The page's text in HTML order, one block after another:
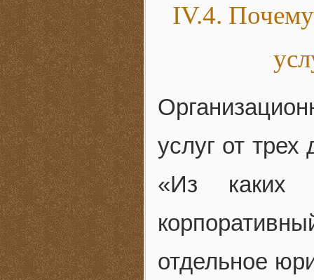
IV.4.
услуг от
«Из каких
отдельное